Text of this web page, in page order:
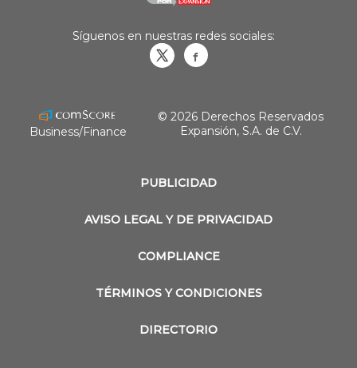
PUBLICIDAD
AVISO LEGAL Y DE PRIVACIDAD
COMPLIANCE
TÉRMINOS Y CONDICIONES
DIRECTORIO
Síguenos en nuestras redes sociales:
Business/Finance
© 2026 Derechos Reservados
Expansión, S.A. de C.V.